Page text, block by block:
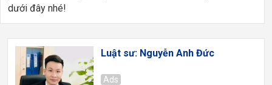
dưới đây nhé!
Luật sư: Nguyễn Anh Đức
Ads